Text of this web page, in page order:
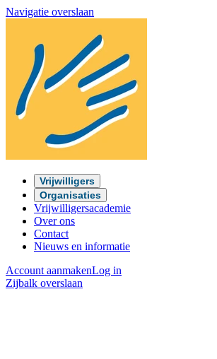
Navigatie overslaan
Vrijwilligers
Organisaties
Vrijwilligersacademie
Over ons
Contact
Nieuws en informatie
Account aanmakenLog in
Zijbalk overslaan